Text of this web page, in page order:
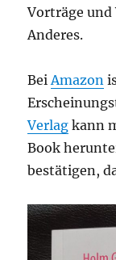
Vorträge und
Anderes.
Bei Amazon
Verlag kann
Book
bestätigen,